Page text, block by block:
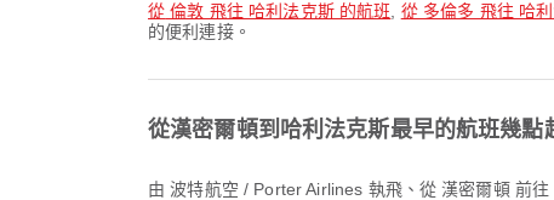
從 倫敦 飛往 哈利法克斯 的航班 從 多倫多 飛往 哈
的便利連接。
從漢密爾頓到哈利法克斯最早的航班幾點
由 波特航空 / Porter Airlines 執飛、從 漢密爾頓